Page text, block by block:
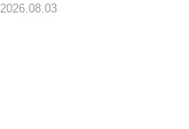
2026.08.03